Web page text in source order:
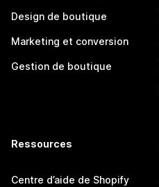
Design de boutique
Marketing et conversion
Gestion de boutique
Ressources
Centre d’aide de Shopify